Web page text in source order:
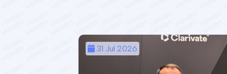
31 Jul 2026